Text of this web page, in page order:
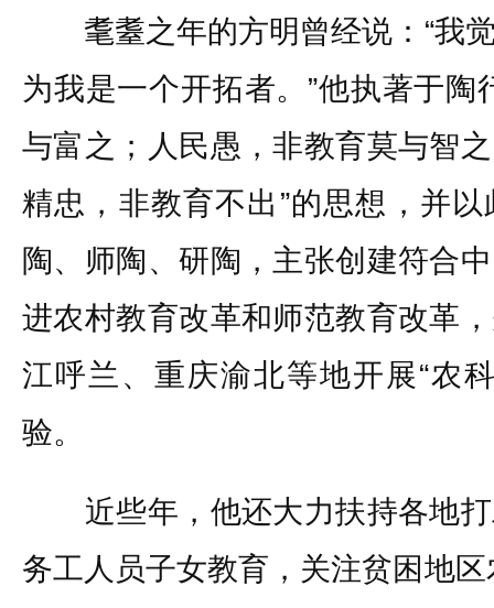
耄耋之年的方明曾经说：“我觉
为我是一个开拓者。”他执著于陶
与富之；人民愚，非教育莫与智
精忠，非教育不出”的思想，并
陶、师陶、研陶，主张创建符合
进农村教育改革和师范教育改革
江呼兰、重庆渝北等地开展“农
验。
近些年，他还大力扶持各地打
务工人员子女教育，关注贫困地